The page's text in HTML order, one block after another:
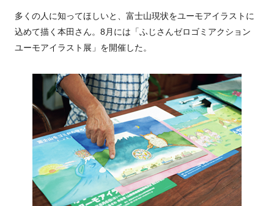
多くの人に知ってほしいと、富士山現状をユーモアイラストに
込めて描く本田さん。8月には「ふじさんゼロゴミアクション
ユーモアイラスト展」を開催した。